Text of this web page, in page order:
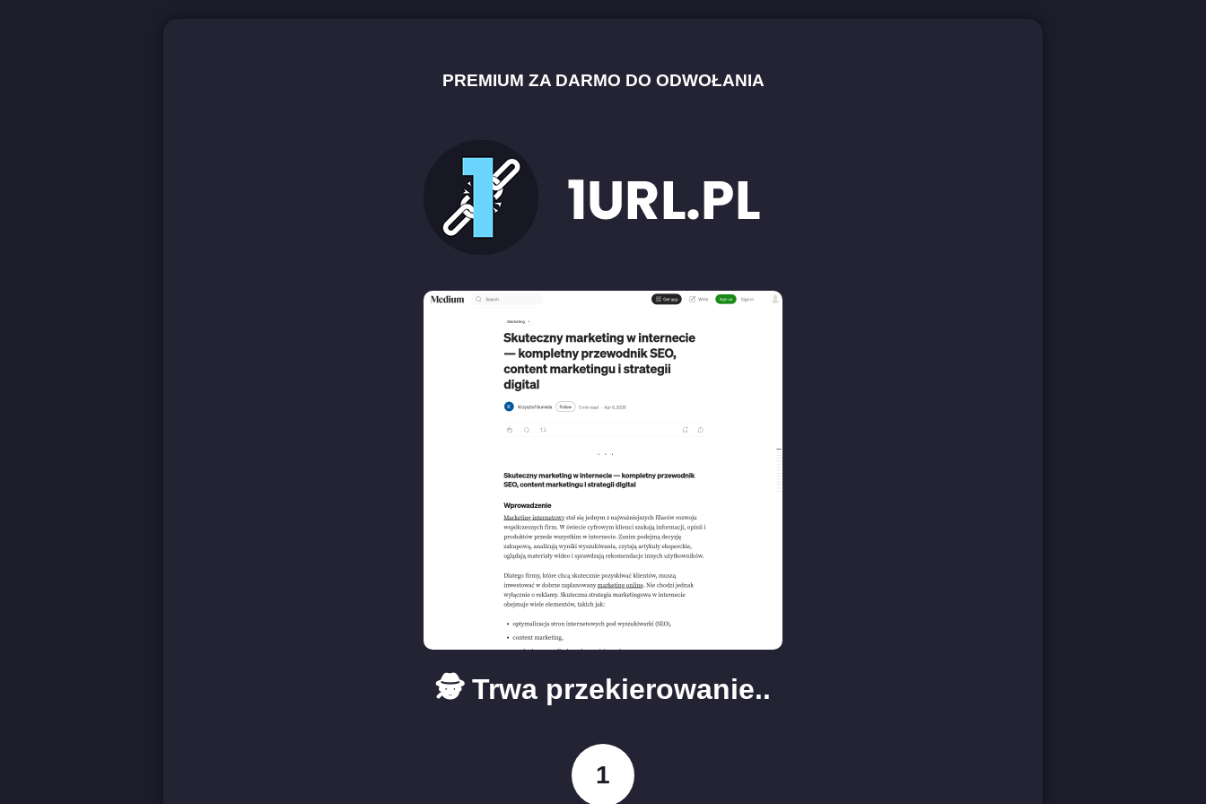
PREMIUM ZA DARMO DO ODWOŁANIA
🕵️ Trwa przekierowanie..
1